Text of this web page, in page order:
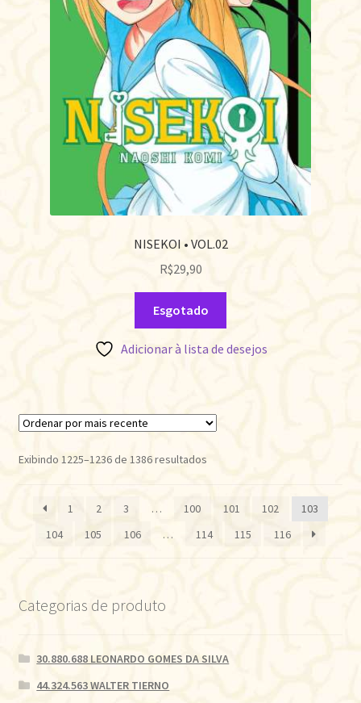
NISEKOI • VOL.02
R$29,90
Esgotado
Adicionar à lista de desejos
Exibindo 1225–1236 de 1386 resultadosClassificado
recente
1 2 3 … 100 101 102
103
104
105 106 … 114 115 116
Categorias de produto
30.880.688 LEONARDO GOMES DA SILVA
44.324.563 WALTER TIERNO